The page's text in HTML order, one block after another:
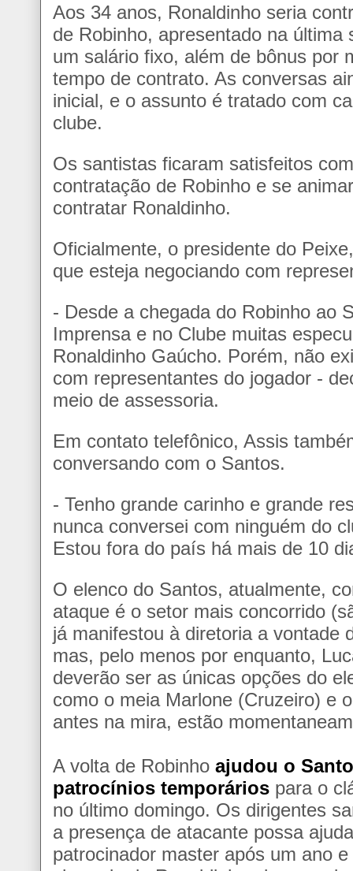
Aos 34 anos, Ronaldinho seria
de Robinho, apresentado na
um salário fixo, além de bônus por
tempo de contrato. As conversas
inicial, e o assunto é tratado com
clube.
Os santistas ficaram satisfeitos
contratação de Robinho e se
contratar Ronaldinho.
Oficialmente, o presidente do
que esteja negociando com
- Desde a chegada do Robinho ao
Imprensa e no Clube muitas
Ronaldinho Gaúcho. Porém, não
com representantes do jogador -
meio de assessoria.
Em contato telefônico, Assis
conversando com o Santos.
- Tenho grande carinho e grande
nunca conversei com ninguém do
Estou fora do país há mais de 10
O elenco do Santos, atualmente,
ataque é o setor mais concorrido
já manifestou à diretoria a vontade
mas, pelo menos por enquanto,
deverão ser as únicas opções do
como o meia Marlone (Cruzeiro) e
antes na mira, estão
A volta de Robinho ajudou o
patrocínios temporários para o
no último domingo. Os dirigentes
a presença de atacante possa
patrocinador master após um ano